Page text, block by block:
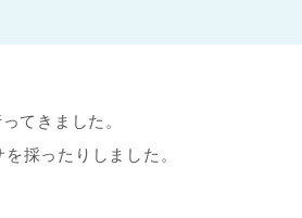
てきました。
採ったりしました。